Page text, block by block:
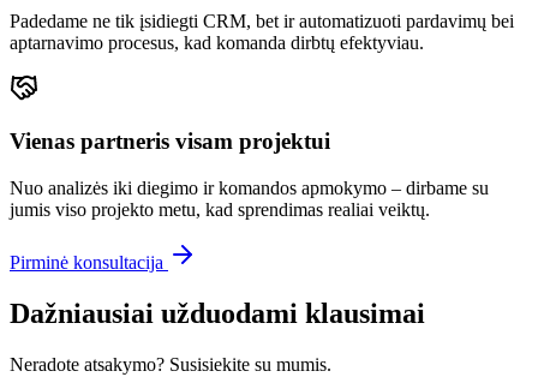
Padedame ne tik įsidiegti CRM, bet ir automatizuoti pardavimų bei
aptarnavimo procesus, kad komanda dirbtų efektyviau.
Vienas partneris visam projektui
Nuo analizės iki diegimo ir komandos apmokymo – dirbame su
jumis viso projekto metu, kad sprendimas realiai veiktų.
Pirminė konsultacija
Dažniausiai užduodami klausimai
Neradote atsakymo? Susisiekite su mumis.